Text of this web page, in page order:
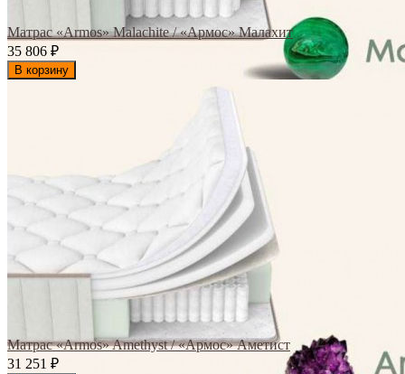
Матрас «Armos» Malachite / «Армос» Малахит
35 806 ₽
В корзину
Матрас «Armos» Amethyst / «Армос» Аметист
31 251
₽